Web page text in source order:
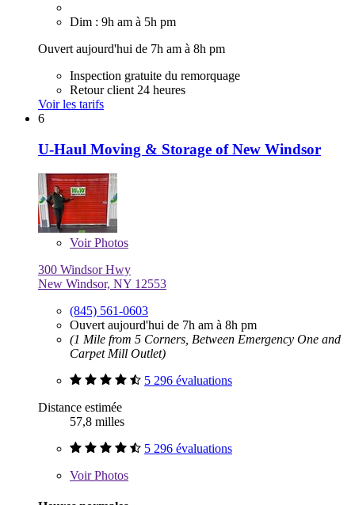
Dim : 9h am à 5h pm
Ouvert aujourd'hui de 7h am à 8h pm
Inspection gratuite du remorquage
Retour client 24 heures
Voir les tarifs
6
U-Haul Moving & Storage of New Windsor
VoirPhotos
300 Windsor Hwy
New Windsor, NY 12553
(845) 561-0603
Ouvert aujourd'hui de 7h am à 8h pm
(1 Mile from 5 Corners, Between Emergency One and
Carpet Mill Outlet)
5 296 évaluations
Distance estimée
57,8 milles
5 296 évaluations
VoirPhotos